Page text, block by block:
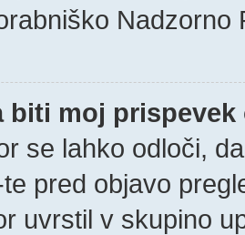
Nadzorno
biti moj
se lahko odloči,
pred objavo
uvrstil v skupino